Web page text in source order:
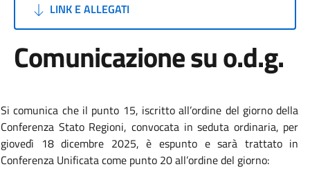
LINK E ALLEGATI
Comunicazione su o.d.g.
Si comunica che il punto 15, iscritto all’ordine del giorno della
Conferenza Stato Regioni, convocata in seduta ordinaria, per
giovedì 18 dicembre 2025, è espunto e sarà trattato in
Conferenza Unificata come punto 20 all’ordine del giorno: